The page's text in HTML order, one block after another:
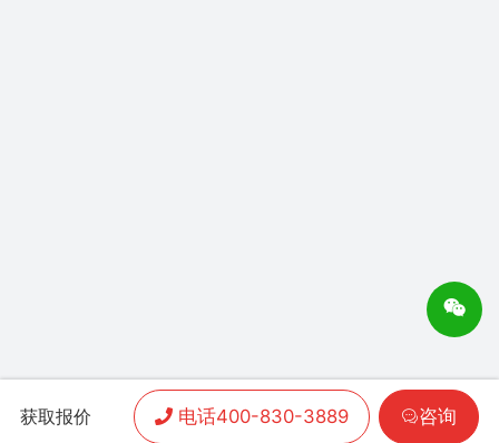
获取报价 电话400-830-3889 咨询